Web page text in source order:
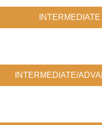
INTERMEDIATE/